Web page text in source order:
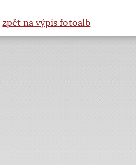
|zpět na výpis fotoalb